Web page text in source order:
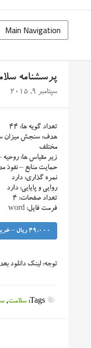
پرسشنامه
سپتامبر 9, 2015
تعداد گویه ها: ۴۴
هدف: سنجش میزان
مختلف
زیر مقیاس ها:
حمایت منابع – نفوذ
نمره گذاری: دارد
روایی و پایایی: دارد
تعداد صفحات: ۴
فرمت فایل: word
49,000 ریال – خرید
توجه: لینک دانلود
Tags: سلامت,